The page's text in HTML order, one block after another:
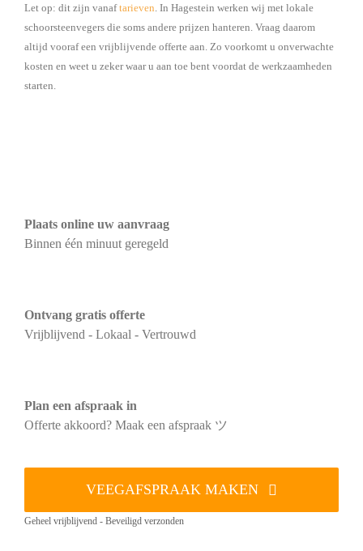
Let op: dit zijn vanaftarieven. In Hagestein werken wij met lokale
schoorsteenvegers die soms andere prijzen hanteren. Vraag daarom
altijd vooraf een vrijblijvende offerte aan. Zo voorkomt u onverwachte
kosten en weet u zeker waar u aan toe bent voordat de werkzaamheden
starten.
Plaats online uw aanvraag
Binnen één minuut geregeld
Ontvang gratis offerte
Vrijblijvend - Lokaal - Vertrouwd
Plan een afspraak in
Offerte akkoord? Maak een afspraak ツ
VEEGAFSPRAAK MAKEN
Geheel vrijblijvend - Beveiligd verzonden